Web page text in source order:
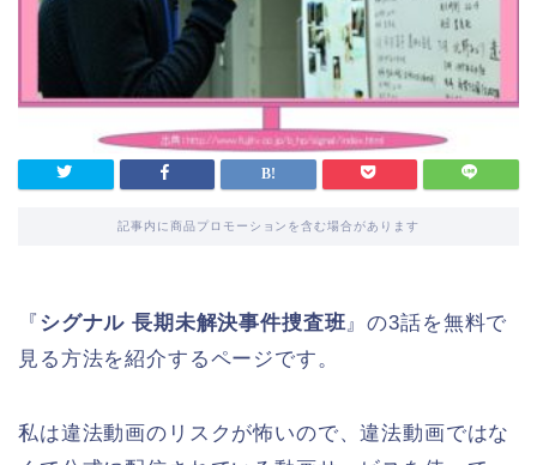
記事内に商品プロモーションを含む場合があります
『 シグナル 長期未解決事件捜査班』の3話を無料で
見る方法を紹介するページです。
私は違法動画のリスクが怖いので、違法動画ではな